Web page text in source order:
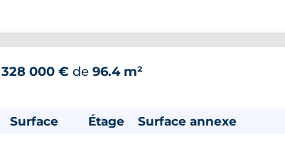
328 000 € de 96.4 m²
Surface Étage Surface annexe